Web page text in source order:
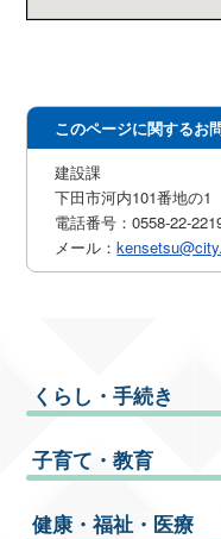
このページに関するお
建設課
下田市河内101番地の1
電話番号：0558-22-
メール：
くらし・手続き
子育て・教育
健康・福祉・医療